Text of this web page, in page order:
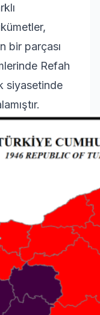
bir parçası
Refah
siyasetinde